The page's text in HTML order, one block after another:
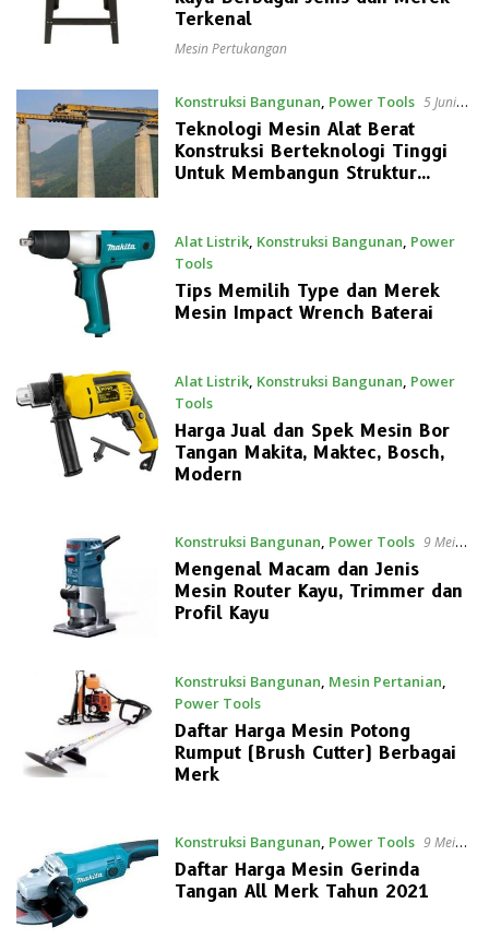
Terkenal
Mesin Pertukangan
Konstruksi Bangunan, Power Tools 5 Juni
2022
Teknologi Mesin Alat Berat
Konstruksi Berteknologi Tinggi
Untuk Membangun Struktur
Alat Listrik, Konstruksi Bangunan, Power
Tools
5 Juli 2021
Tips Memilih Type dan Merek
Mesin Impact Wrench Baterai
Alat Listrik, Konstruksi Bangunan, Power
Tools
9 Mei 2021
Harga Jual dan Spek Mesin Bor
Tangan Makita, Maktec, Bosch,
Modern
Konstruksi Bangunan, Power Tools 9 Mei
2021
Mengenal Macam dan Jenis
Mesin Router Kayu, Trimmer dan
Profil Kayu
Konstruksi Bangunan, Mesin Pertanian,
Power Tools
9 Mei 2021
Daftar Harga Mesin Potong
Rumput (Brush Cutter) Berbagai
Merk
Konstruksi Bangunan, Power Tools 9 Mei
2021
Daftar Harga Mesin Gerinda
Tangan All Merk Tahun 2021